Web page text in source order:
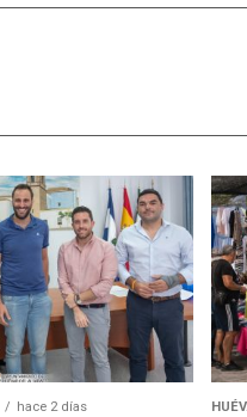
hace 2 días